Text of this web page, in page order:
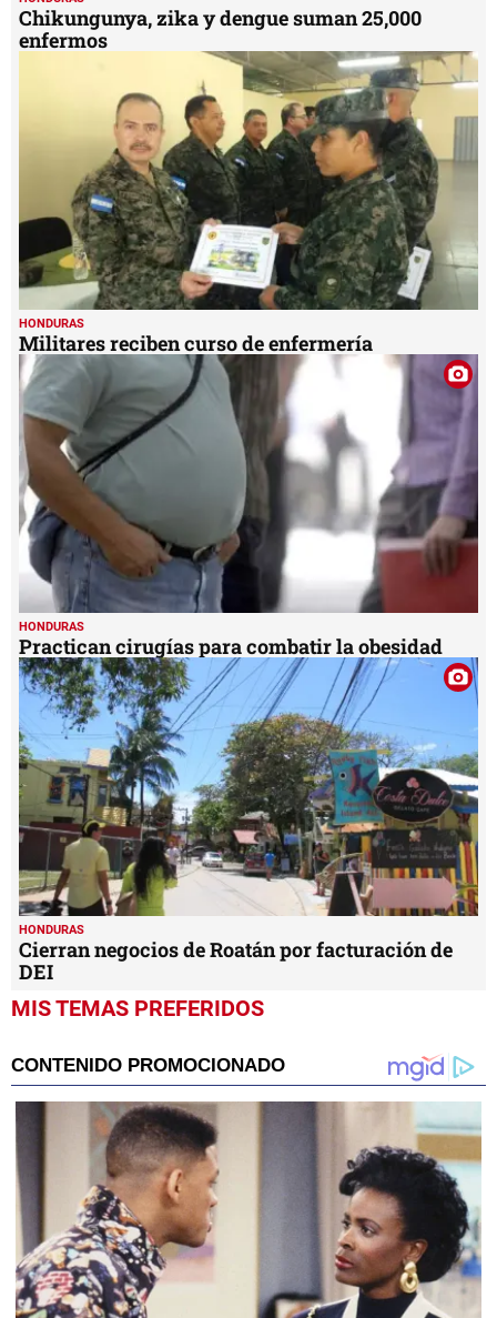
Chikungunya, zika y dengue suman 25,000
enfermos
HONDURAS
Militares reciben curso de enfermería
HONDURAS
Practican cirugías para combatir la obesidad
HONDURAS
Cierran negocios de Roatán por facturación de
DEI
MIS TEMAS PREFERIDOS